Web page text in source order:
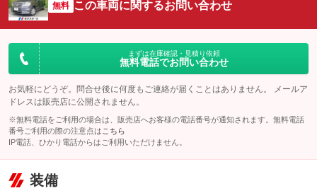
無料 この車両に関するお問い合わせ
まずは在庫確認・見積り依頼
無料電話でお問い合わせ
お気軽にどうぞ。問合せ後に何度もご連絡が届くことはありません。 メールア
ドレスは販売店に公開されません。
※無料電話をご利用の場合は、販売店へお客様の電話番号が通知されます。無料電話
番号ご利用の際の注意点は こちら
IP電話、ひかり電話からはご利用いただけません。
装備